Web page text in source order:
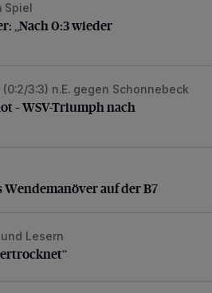
„Nach 0:3 wieder aufgestanden“
Spiel
„Nach 0:3 wieder
– WSV-Triumph nach
3:3) n.E. gegen Schonnebeck
– WSV-Triumph nach
auf der B7
auf der B7
Lesern